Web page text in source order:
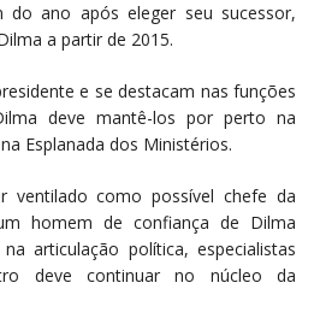
ano após eleger seu sucessor,
a partir de 2015.
e se destacam nas funções
deve mantê-los por perto na
Esplanada dos Ministérios.
ventilado como possível chefe da
homem de confiança de Dilma
articulação política, especialistas
deve continuar no núcleo da